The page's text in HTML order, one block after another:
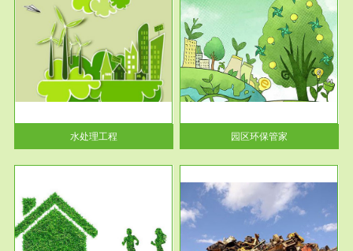
水处理工程
服务范围
园区环保管家
2016 年 4 月，环保部下发《关
于积极发挥环境保护作用促进供
给侧结...
园区环保管家
服务范围